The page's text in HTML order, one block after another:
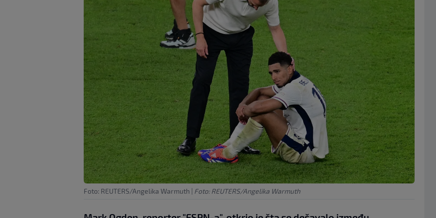
Foto: REUTERS/Angelika Warmuth | Foto: REUTERS/Angelika Warmuth